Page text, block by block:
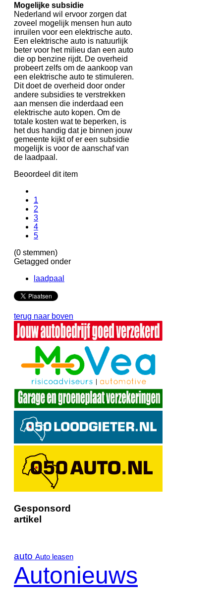
Mogelijke subsidie
Nederland wil ervoor zorgen dat
zoveel mogelijk mensen hun auto
inruilen voor een elektrische auto.
Een elektrische auto is natuurlijk
beter voor het milieu dan een auto
die op benzine rijdt. De overheid
probeert zelfs om de aankoop van
een elektrische auto te stimuleren.
Dit doet de overheid door onder
andere subsidies te verstrekken
aan mensen die inderdaad een
elektrische auto kopen. Om de
totale kosten wat te beperken, is
het dus handig dat je binnen jouw
gemeente kijkt of er een subsidie
mogelijk is voor de aanschaf van
de laadpaal.
Beoordeel dit item
1
2
3
4
5
(0 stemmen)
Getagged onder
laadpaal
terug naar boven
Gesponsord
artikel
auto Auto leasen
Autonieuws